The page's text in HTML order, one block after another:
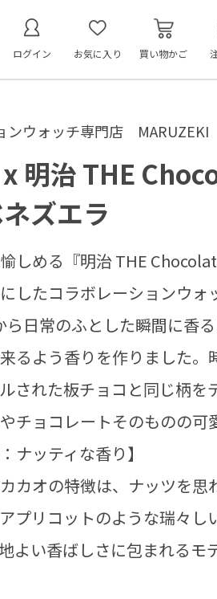
ログイン お気に入り 買い物かご
ンウォッチ専門店 MARUZEKI
明治 THE
ズエラ
しめる『明治 THE
したコラボレーションウォ
ら日常のふとした瞬間に香
るよう香りを作りました
された板チョコと同じ柄を
チョコレートそのものの可
ナッティな香り】
カオの特徴は、ナッツを
プリコットのような瑞々し
よい香ばしさに包まれるモ